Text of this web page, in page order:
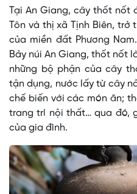
Tại An Giang, cây thốt nốt
Tôn và thị xã Tịnh Biên, trở
của miền đất Phương
Bảy núi An Giang, thốt nốt
những bộ phận của cây
tận dụng, nước lấy từ cây
chế biến với các món ăn;
trang trí nội thất… qua đó,
của gia đình.